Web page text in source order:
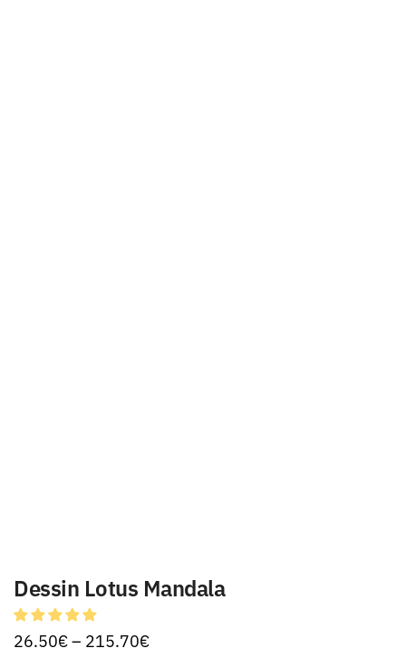
Dessin Lotus Mandala
26.50€– 215.70€